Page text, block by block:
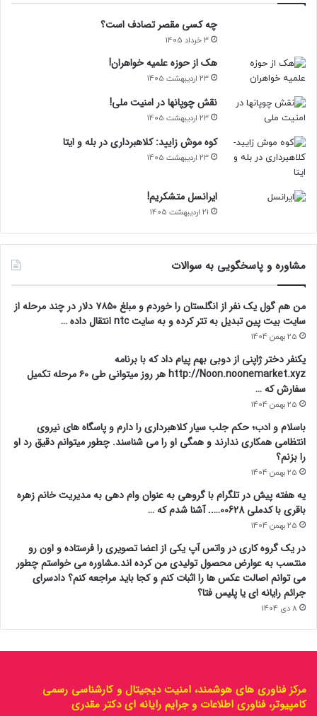
چه کسی مقصر تصادف است؟
3 خرداد 1405
هک از حوزه علمیه خواهران!
23 اردیبهشت 1405
نقش چوپانها در امنیت ملی!
23 اردیبهشت 1405
کوه موش زایید: کلاهبرداری در بله و ایتا
23 اردیبهشت 1405
ایرانسل متشکریم!
21 اردیبهشت 1405
مشاوره و پاسخگویی به سوالات
من هم گول یک نفر از انگلستان را خوردم و مبلغ ۷۸۵۰ دلار در چند مرحله از
سایت بیت پین تبدیل به تتر کرده و به سایت ntc انتقال داده …
25 بهمن 1404
یکنفر دختر ژاپنی از دوبی بهم پیام داد که با برنامه
http://Noon.noonemarket.xyz هر روز میتوانی طی ۶۰ مرحله تکمیل
سفارش که …
25 بهمن 1404
باسلام و ادب؛ حکم جلب سیار کلاهبرداری را دارم و پاسگاه های نیروی
انتظامی همکاری ندارند و همگی او را می شناسند. چطور میتوانم دقیق رد او
را بزنم؟
25 بهمن 1404
یه هفته پیش در تلگرام با گروهی به عنوان وام دهی به مدیریت خانم زهره
باقری با کدملی 00628….. آشنا شدم که …
25 بهمن 1404
در یک گروه کاری در واتس آپ یکی از اعضا تصویری را فرستاده و اون رو
منتسب به عوارض محصول تولیدی من کرده اند.مشاوره می خواستم چطور
می توانم اصالت عکس ها را اثبات کنم و کجا باید مراجعه کنم؟ دادسرای
جرائم رایانه ای یا پلیس فتا؟
8 دی 1404
مرکز فناوری های هوشمند، امنیت دیجیتال و کارشناسی رسمی
کامپیوتر، فناوری اطلاعات و جرایم رایانه ای دکتر مقدری